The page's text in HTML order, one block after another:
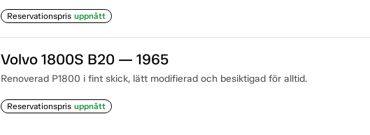
Reservationspris uppnått
Volvo 1800S B20 — 1965
Renoverad P1800 i fint skick, lätt modifierad och besiktigad för alltid.
Reservationspris uppnått